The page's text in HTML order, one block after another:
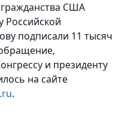
США
подписали 11 тысяч
и президенту
на сайте
.